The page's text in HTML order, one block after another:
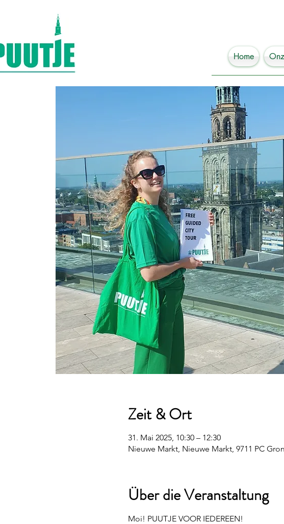
Home
Zeit & Ort
31. Mai 2025, 10:30 – 12:30
Nieuwe Markt, Nieuwe Markt, 9711 PC
Über die Veranstaltung
Moi! PUUTJE VOOR IEDEREEN!